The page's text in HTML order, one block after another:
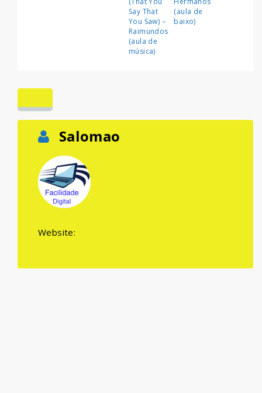
Say That
You Saw) –
Raimundos
(aula de
música)
(aula de
baixo)
Salomao
Website: